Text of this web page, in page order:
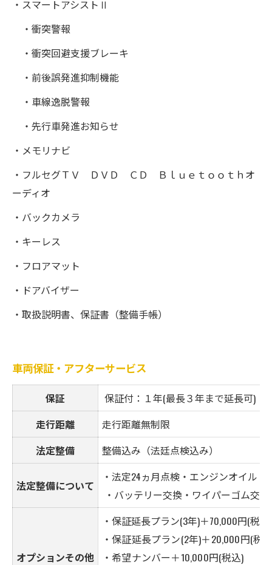
・スマートアシストⅡ
・衝突警報
・衝突回避支援ブレーキ
・前後誤発進抑制機能
・車線逸脱警報
・先行車発進お知らせ
・メモリナビ
・フルセグＴＶ ＤＶＤ ＣＤ Ｂｌｕｅｔｏｏｔｈオ
ーディオ
・バックカメラ
・キーレス
・フロアマット
・ドアバイザー
・取扱説明書、保証書（整備手帳）
車両保証・アフターサービス
保証
保証付：１年(最長３年まで延長可)
走行距離
走行距離無制限
法定整備
整備込み（法廷点検込み）
法定整備について
・法定24ヵ月点検・エンジンオイル
・バッテリー交換・ワイパーゴム交
オプションその他
・保証延長プラン(3年)＋70,000円(税込)
・保証延長プラン(2年)＋20,000円(税
・希望ナンバー＋10,000円(税込)